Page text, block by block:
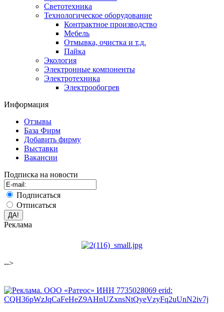
Светотехника
Технологическое оборудование
Контрактное производство
Мебель
Отмывка, очистка и т.д.
Пайка
Экология
Электронные компоненты
Электротехника
Электрообогрев
Информация
Отзывы
База Фирм
Добавить фирму
Выставки
Вакансии
Подписка на новости
Подписаться
Отписаться
Реклама
-->